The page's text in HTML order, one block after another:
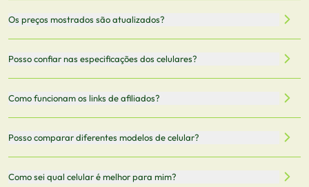
armazenamento, memória RAM, bateria e conectividade
5G.
Os preços mostrados são atualizados?
vendedor antes de finalizar sua compra.
Posso confiar nas especificações dos celulares?
informações mais recentes de cada modelo.
Como funcionam os links de afiliados?
comissão sem custo adicional para você.
Posso comparar diferentes modelos de celular?
Sim! Você pode selecionar até 3 celulares para comparar
Como sei qual celular é melhor para mim?